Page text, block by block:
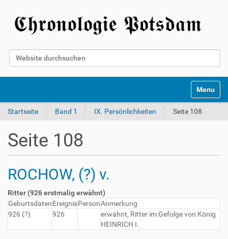
Website durchsuchen
Toggle
Startseite Band 1 IX. Persönlichkeiten Seite 108
Seite 108
ROCHOW, (?) v.
Ritter (926 erstmalig erwähnt)
GeburtsdatenEreignisPersonAnmerkung
926 (?)
926
erwähnt, Ritter im Gefolge von König
HEINRICH I.